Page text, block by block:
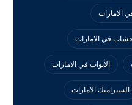
الامارات
في الامارات
الأبواب في الامارات
السيراميك الامارات